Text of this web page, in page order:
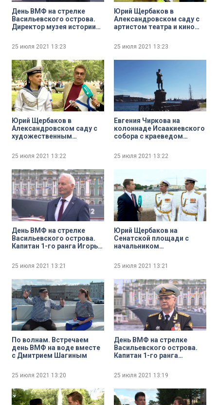
День ВМФ на стрелке
Васильевского острова.
Директор музея истории
Андрей Харьков
25 июля 2021 13:23
Юрий Щербаков в
Александровском саду с
артистом театра и кино
25 июля 2021 13:23
Юрий Щербаков в
Александровском саду с
художественным
Международного
морского фестиваля
«Невский бриз» Игорем
Володько и солистом
вокального ансамбля
«Бриз» Дмитрием
Емельяновым
25 июля 2021 13:22
Евгения Чиркова на
колоннаде Исаакиевского
собора с краеведом
25 июля 2021 13:22
День ВМФ на стрелке
Васильевского острова.
Капитан 1-го ранга Игорь
25 июля 2021 13:21
Юрий Щербаков на
Сенатской площади с
начальником
оркестра ВМФ имени Н. А.
Валентином Лященко и
начальником
Адмиралтейского
оркестра Ленинградской
военно-морской базы
Никитой Игнатовым
25 июля 2021 13:21
По волнам. Встречаем
день ВМФ на воде вместе
с Дмитрием Шагиным
25 июля 2021 13:20
День ВМФ на стрелке
Васильевского острова.
Капитан 1-го ранга
25 июля 2021 13:19